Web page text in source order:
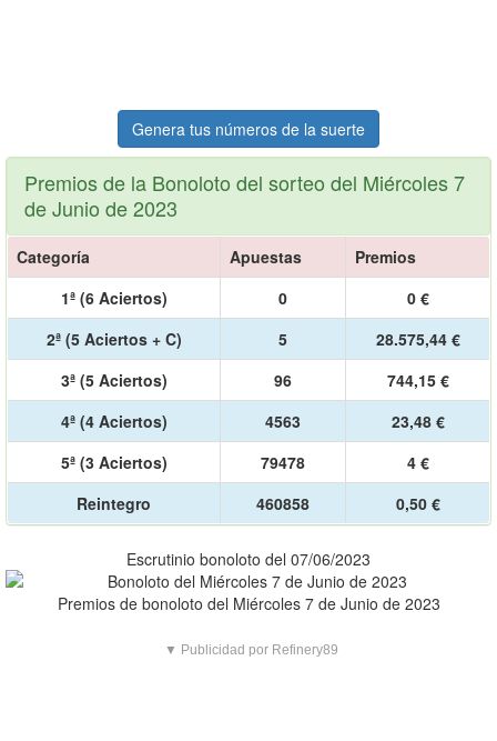
Genera tus números de la suerte
Premios de la Bonoloto del sorteo del Miércoles 7
de Junio de 2023
Categoría Apuestas
Premios
1ª (6 Aciertos)
0
0 €
2ª (5 Aciertos + C)
5
28.575,44 €
3ª (5 Aciertos)
96
744,15 €
4ª (4 Aciertos)
4563
23,48 €
5ª (3 Aciertos)
79478
4 €
Reintegro
460858 0,50 €
Escrutinio bonoloto del 07/06/2023
Premios de bonoloto del Miércoles 7 de Junio de 2023
▼ Publicidad por Refinery89